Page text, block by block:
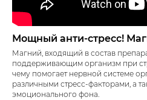
Мощный анти-стресс!
Магний, входящий в состав
поддерживающим организм при
чему помогает нервной системе
различными стресс-факторами, а
эмоционального фона.